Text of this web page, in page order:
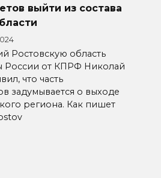
выйти из состава
Ростовскую область
России от КПРФ Николай
что часть
задумывается о выходе
региона. Как пишет